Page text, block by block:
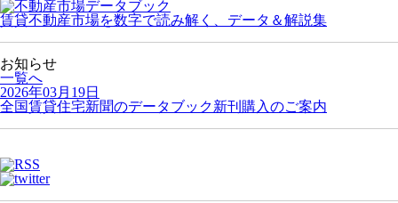
賃貸不動産市場を数字で読み解く、データ＆解説集
お知らせ
一覧へ
2026年03月19日
全国賃貸住宅新聞のデータブック新刊購入のご案内